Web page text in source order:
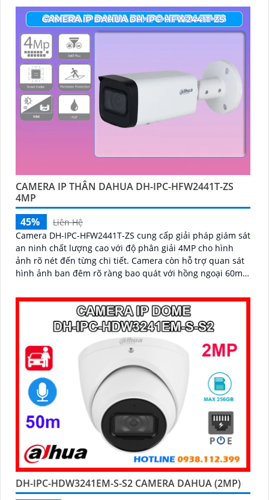
CAMERA IP THÂN DAHUA DH-IPC-HFW2441T-ZS
4MP
45%
Liên Hệ
Camera DH-IPC-HFW2441T-ZS cung cấp giải pháp giám sát
an ninh chất lượng cao với độ phân giải 4MP cho hình
ảnh rõ nét đến từng chi tiết. Camera còn hỗ trợ quan sát
hình ảnh ban đêm rõ ràng bao quát với hồng ngoại 60m,
con người và phương tiện
DH-IPC-HDW3241EM-S-S2 CAMERA DAHUA (2MP)